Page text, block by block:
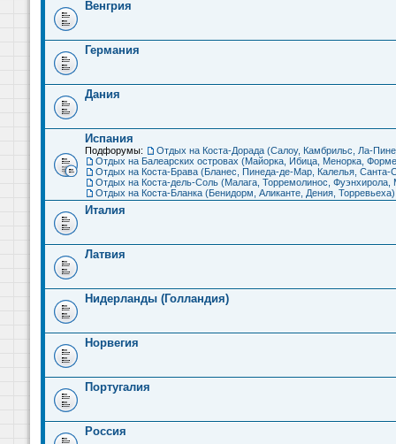
Венгрия
Германия
Дания
Испания
Подфорумы: Отдых на Коста-Дорада (Салоу, Камбрильс, Ла-
Отдых на Балеарских островах (Майорка, Ибица, Менорка,
Отдых на Коста-Брава (Бланес, Пинеда-де-Мар, Калелья, Санта-
Отдых на Коста-дель-Соль (Малага, Торремолинос, Фуэнхирола,
Отдых на Коста-Бланка (Бенидорм, Аликанте, Дения, Торревьеха)
Италия
Латвия
Нидерланды (Голландия)
Норвегия
Португалия
Россия